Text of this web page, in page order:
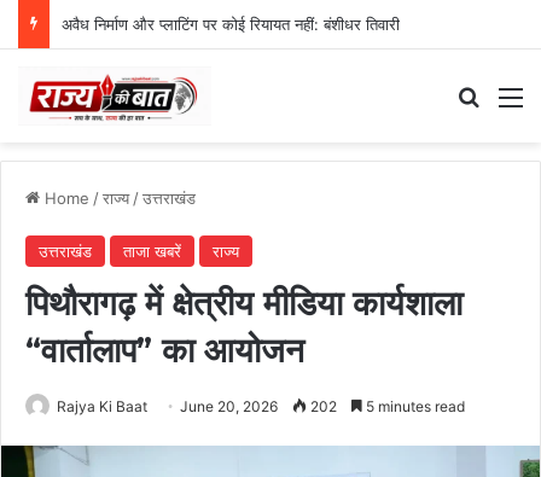
स्वतंत्रता दिवस समारोह की तैयारियां तेज, डीएम ने की तैयारियों की समीक्षा
Home /राज्य/उत्तराखंड
उत्तराखंड ताजा खबरें राज्य
पिथौरागढ़ में क्षेत्रीय मीडिया कार्यशाला
“वार्तालाप” का आयोजन
Rajya Ki Baat June 20, 2026 202 5 minutes read